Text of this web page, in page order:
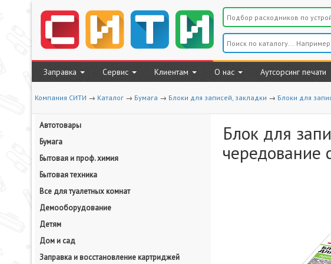
Заправка Сервис Клиентам О нас Аутсорсинг печати
Компания СИТИ → Каталог → Бумага → Блоки для записей, закладки → Блоки для
Автотовары
Бумага
Бытовая и проф. химия
Бытовая техника
Все для туалетных комнат
Демооборудование
Детям
Дом и сад
Заправка и восстановление картриджей
Блок для
чередование